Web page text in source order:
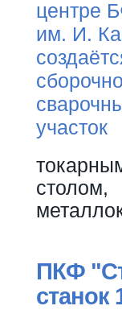
ПКФ
станок